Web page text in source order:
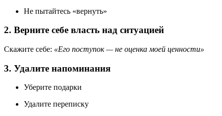
Не пытайтесь «вернуть»
2. Верните себе власть над ситуацией
Скажите себе: «Его поступок — не оценка моей ценности»
3. Удалите напоминания
Уберите подарки
Удалите переписку